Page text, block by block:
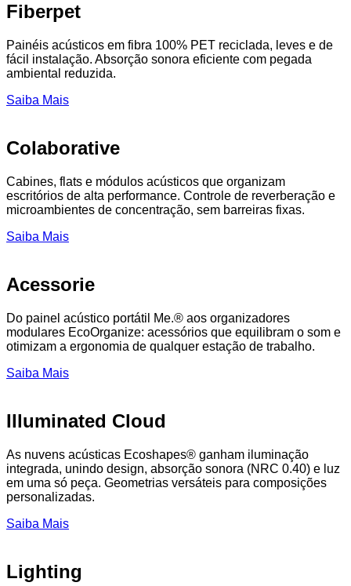
Fiberpet
Painéis acústicos em fibra 100% PET reciclada, leves e de
fácil instalação. Absorção sonora eficiente com pegada
ambiental reduzida.
Saiba Mais
Colaborative
Cabines, flats e módulos acústicos que organizam
escritórios de alta performance. Controle de reverberação e
microambientes de concentração, sem barreiras fixas.
Saiba Mais
Acessorie
Do painel acústico portátil Me.® aos organizadores
modulares EcoOrganize: acessórios que equilibram o som e
otimizam a ergonomia de qualquer estação de trabalho.
Saiba Mais
Illuminated Cloud
As nuvens acústicas Ecoshapes® ganham iluminação
integrada, unindo design, absorção sonora (NRC 0.40) e luz
em uma só peça. Geometrias versáteis para composições
personalizadas.
Saiba Mais
Lighting